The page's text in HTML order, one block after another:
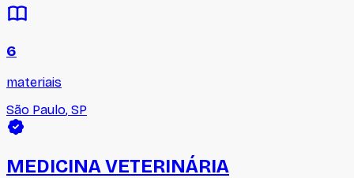
6
materiais
São Paulo, SP
MEDICINA VETERINÁRIA